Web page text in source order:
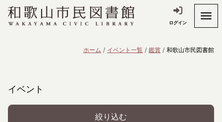
ログイン
ホーム イベント一覧 鑑賞 和歌山市民図書館
イベント
絞り込む